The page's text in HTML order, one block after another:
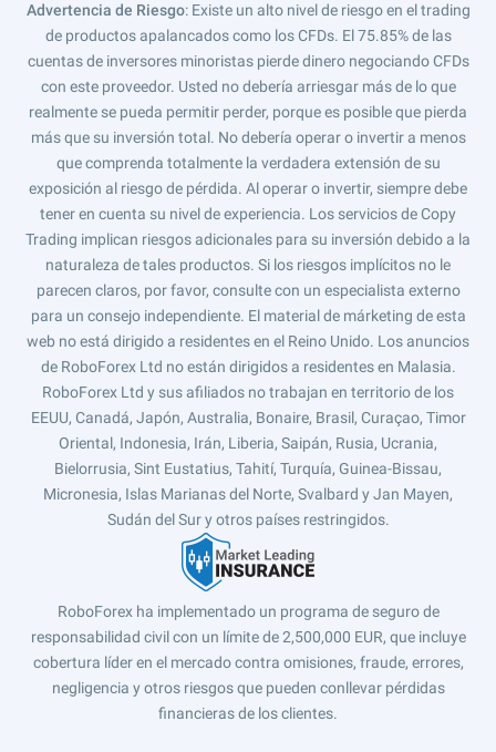
Advertencia de Riesgo: Existe un alto nivel de riesgo en el trading
de productos apalancados como los CFDs. El 75.85% de las
cuentas de inversores minoristas pierde dinero negociando CFDs
con este proveedor. Usted no debería arriesgar más de lo que
realmente se pueda permitir perder, porque es posible que pierda
más que su inversión total. No debería operar o invertir a menos
que comprenda totalmente la verdadera extensión de su
exposición al riesgo de pérdida. Al operar o invertir, siempre debe
tener en cuenta su nivel de experiencia. Los servicios de Copy
Trading implican riesgos adicionales para su inversión debido a la
naturaleza de tales productos. Si los riesgos implícitos no le
parecen claros, por favor, consulte con un especialista externo
para un consejo independiente. El material de márketing de esta
web no está dirigido a residentes en el Reino Unido. Los anuncios
de RoboForex Ltd no están dirigidos a residentes en Malasia.
RoboForex Ltd y sus afiliados no trabajan en territorio de los
EEUU, Canadá, Japón, Australia, Bonaire, Brasil, Curaçao, Timor
Oriental, Indonesia, Irán, Liberia, Saipán, Rusia, Ucrania,
Bielorrusia, Sint Eustatius, Tahití, Turquía, Guinea-Bissau,
Micronesia, Islas Marianas del Norte, Svalbard y Jan Mayen,
Sudán del Sur y otros países restringidos.
RoboForex ha implementado un programa de seguro de
responsabilidad civil con un límite de 2,500,000 EUR, que incluye
cobertura líder en el mercado contra omisiones, fraude, errores,
negligencia y otros riesgos que pueden conllevar pérdidas
financieras de los clientes.